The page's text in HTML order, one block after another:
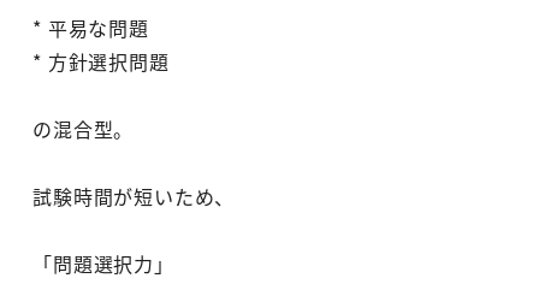
* 平易な問題
* 方針選択問題
の混合型。
試験時間が短いため、
「問題選択力」